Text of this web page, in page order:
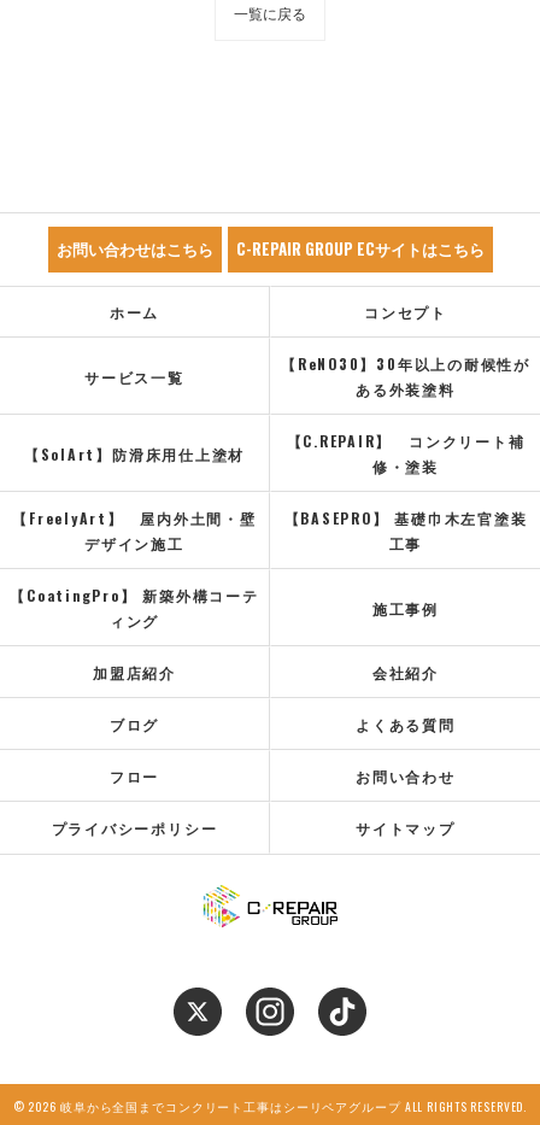
一覧に戻る
お問い合わせはこちら C-REPAIR GROUP ECサイトはこちら
ホーム コンセプト
サービス一覧
【ReNO30】30年以上の耐候性が
ある外装塗料
【SolArt】防滑床用仕上塗材
【C.REPAIR】 コンクリート補
修・塗装
【FreelyArt】 屋内外土間・壁
デザイン施工
【BASEPRO】 基礎巾木左官塗装
工事
【CoatingPro】 新築外構コーテ
ィング
施工事例
加盟店紹介 会社紹介
ブログ よくある質問
フロー お問い合わせ
プライバシーポリシー サイトマップ
© 2026 岐阜から全国までコンクリート工事はシーリペアグループ ALL RIGHTS RESERVED.